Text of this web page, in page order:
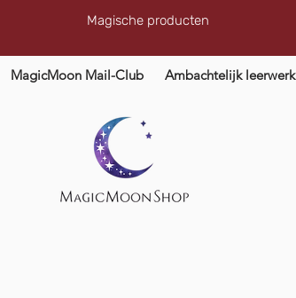
Magische producten
MagicMoon Mail-Club Ambachtelijk leerwerk